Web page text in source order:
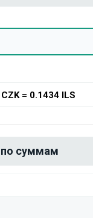
= 0.1434 ILS
по суммам